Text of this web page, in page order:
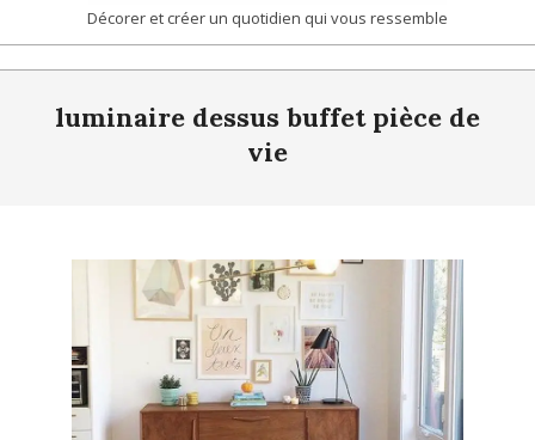
COCON
|
DÉCORATION
Décorer et créer un quotidien qui vous ressemble
Navigationluminaire dessus buffet pièce de
vie